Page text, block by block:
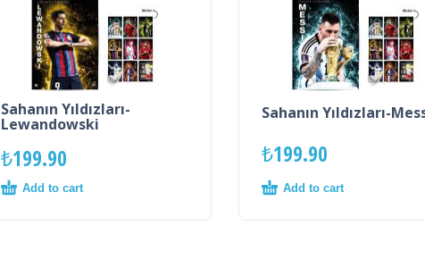
Sahanın Yıldızları-
Lewandowski
₺199.90
Add to cart
Sahanın Yıldızları-
₺199.90
Add to cart